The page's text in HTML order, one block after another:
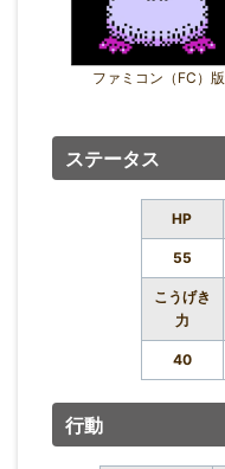
ファミコン（FC）版
ステータス
HP
55
こうげき
力
40
行動